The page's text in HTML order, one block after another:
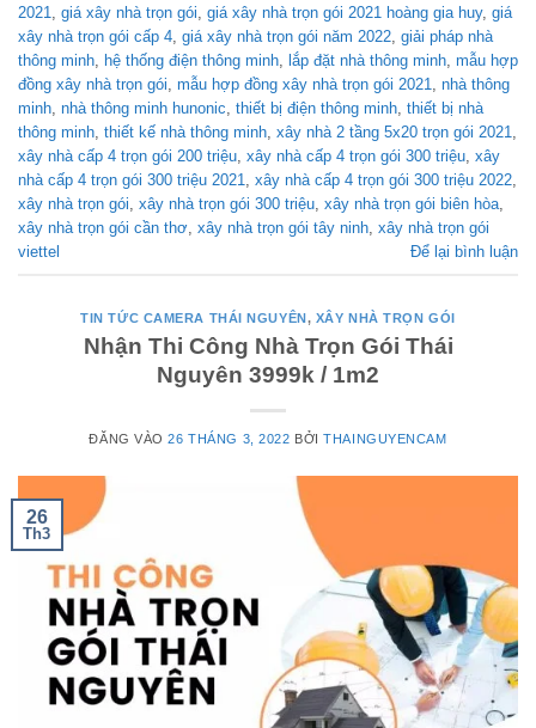
2021, giá xây nhà trọn gói, giá xây nhà trọn gói 2021 hoàng gia huy, giá
xây nhà trọn gói cấp 4, giá xây nhà trọn gói năm 2022, giải pháp nhà
thông minh, hệ thống điện thông minh, lắp đặt nhà thông minh, mẫu hợp
đồng xây nhà trọn gói, mẫu hợp đồng xây nhà trọn gói 2021, nhà thông
minh, nhà thông minh hunonic, thiết bị điện thông minh, thiết bị nhà
thông minh, thiết kế nhà thông minh, xây nhà 2 tầng 5x20 trọn gói 2021,
xây nhà cấp 4 trọn gói 200 triệu, xây nhà cấp 4 trọn gói 300 triệu, xây
nhà cấp 4 trọn gói 300 triệu 2021, xây nhà cấp 4 trọn gói 300 triệu 2022,
xây nhà trọn gói, xây nhà trọn gói 300 triệu, xây nhà trọn gói biên hòa,
xây nhà trọn gói cần thơ, xây nhà trọn gói tây ninh, xây nhà trọn gói
viettel
Để lại bình luận
TIN TỨC CAMERA THÁI NGUYÊN, XÂY NHÀ TRỌN GÓI
Nhận Thi Công Nhà Trọn Gói Thái
Nguyên 3999k / 1m2
ĐĂNG VÀO26 THÁNG 3, 2022 BỞITHAINGUYENCAM
26
Th3